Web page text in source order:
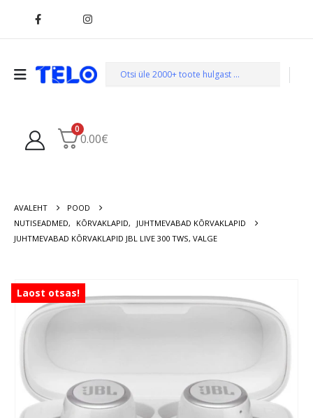
0
0.00€
AVALEHT
POOD
NUTISEADMED, KÕRVAKLAPID,
JUHTMEVABAD KÕRVAKLAPID
JUHTMEVABAD KÕRVAKLAPID JBL LIVE 300 TWS, VALGE
Laost otsas!